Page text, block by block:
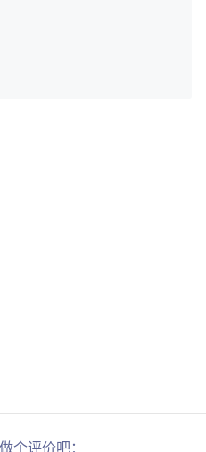
个评价吧：